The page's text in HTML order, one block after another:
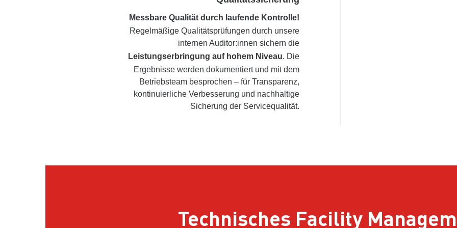
Messbare Qualität durch laufende Kontrolle!
Regelmäßige Qualitätsprüfungen durch unsere
internen Auditor:innen sichern die
Leistungserbringung auf hohem Niveau. Die
Ergebnisse werden dokumentiert und mit dem
Betriebsteam besprochen – für Transparenz,
kontinuierliche Verbesserung und nachhaltige
Sicherung der Servicequalität.
Technisches Facility